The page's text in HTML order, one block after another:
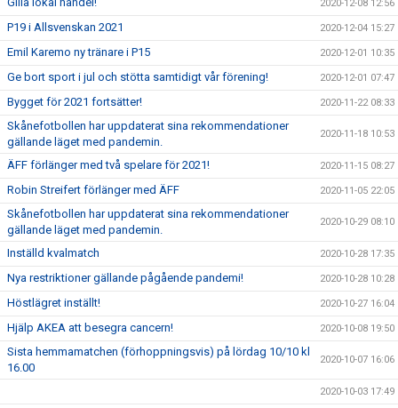
2020-12-08 12:56
P19 i Allsvenskan 2021 2020-12-04 15:27
Emil Karemo ny tränare i P15 2020-12-01 10:35
Ge bort sport i jul och stötta samtidigt vår förening! 2020-12-01 07:47
Bygget för 2021 fortsätter! 2020-11-22 08:33
Skånefotbollen har uppdaterat sina rekommendationer
gällande läget med pandemin.
2020-11-18 10:53
ÄFF förlänger med två spelare för 2021! 2020-11-15 08:27
Robin Streifert förlänger med ÄFF 2020-11-05 22:05
Skånefotbollen har uppdaterat sina rekommendationer
gällande läget med pandemin.
2020-10-29 08:10
Inställd kvalmatch 2020-10-28 17:35
Nya restriktioner gällande pågående pandemi! 2020-10-28 10:28
Höstlägret inställt! 2020-10-27 16:04
Hjälp AKEA att besegra cancern! 2020-10-08 19:50
Sista hemmamatchen (förhoppningsvis) på lördag 10/10 kl
16.00
2020-10-07 16:06
2020-10-03 17:49